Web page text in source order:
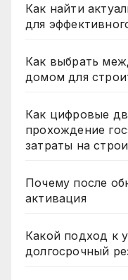
Как найти
для
Как выбрать
домом для
Как цифровые
прохождение
затраты на
Почему после
активация
Какой подход к
долгосрочный